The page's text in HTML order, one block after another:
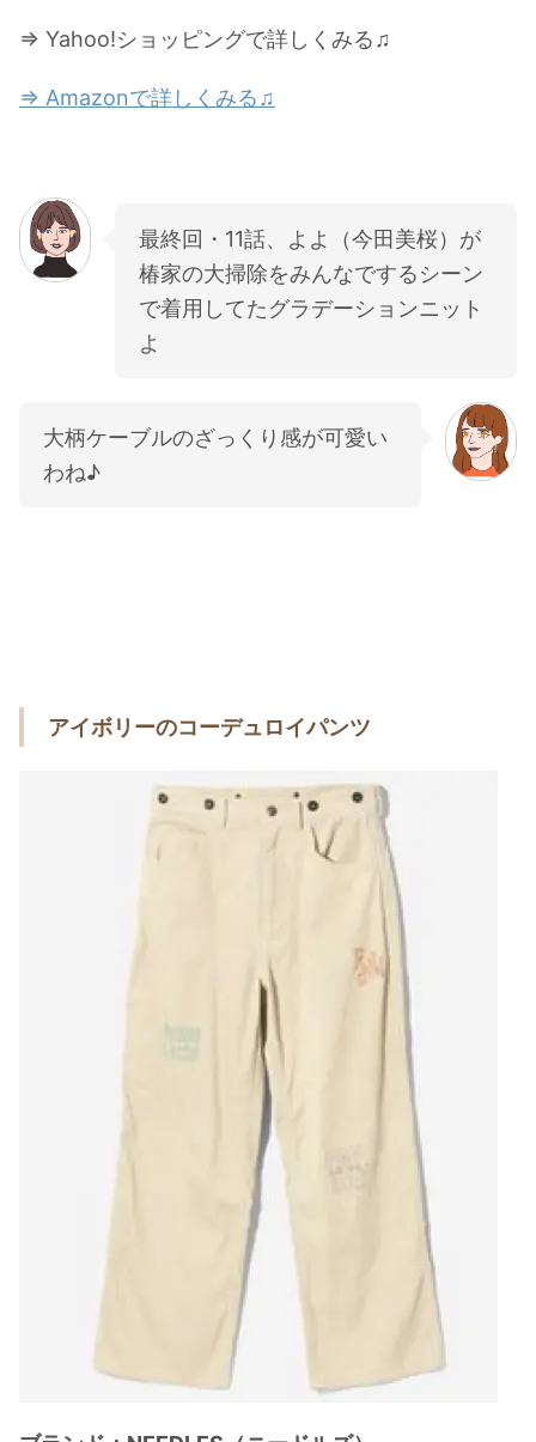
⇒ Yahoo!ショッピングで詳しくみる♫
⇒ Amazonで詳しくみる♫
最終回・11話、よよ（今田美桜）が
椿家の大掃除をみんなでするシーン
で着用してたグラデーションニット
よ
大柄ケーブルのざっくり感が可愛い
わね♪
アイボリーのコーデュロイパンツ